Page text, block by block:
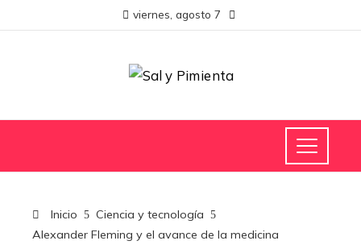
viernes, agosto 7
Inicio
Ciencia y tecnología
Alexander Fleming y el avance de la medicina